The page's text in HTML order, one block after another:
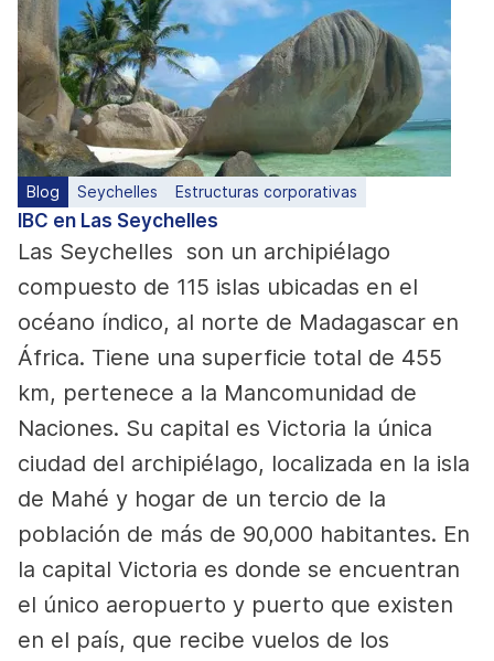
Blog Seychelles Estructuras corporativas
IBC en Las Seychelles
Las Seychelles son un archipiélago
compuesto de 115 islas ubicadas en el
océano índico, al norte de Madagascar en
África. Tiene una superficie total de 455
km, pertenece a la Mancomunidad de
Naciones. Su capital es Victoria la única
ciudad del archipiélago, localizada en la isla
de Mahé y hogar de un tercio de la
población de más de 90,000 habitantes. En
la capital Victoria es donde se encuentran
el único aeropuerto y puerto que existen
en el país, que recibe vuelos de los